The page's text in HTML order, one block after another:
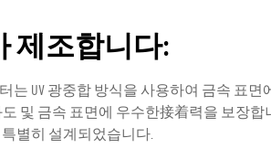
제조합니다:
UV 광중합 방식을 사용하여 금속 표
및 금속 표면에 우수한接着력을 보장합
별히 설계되었습니다.